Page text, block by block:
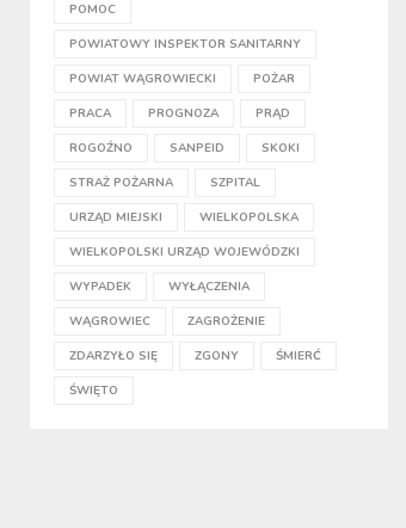
POMOC
POWIATOWY INSPEKTOR SANITARNY
POWIAT WĄGROWIECKI POŻAR
PRACA PROGNOZA PRĄD
ROGOŹNO SANPEID SKOKI
STRAŻ POŻARNA SZPITAL
URZĄD MIEJSKI WIELKOPOLSKA
WIELKOPOLSKI URZĄD WOJEWÓDZKI
WYPADEK WYŁĄCZENIA
WĄGROWIEC ZAGROŻENIE
ZDARZYŁO SIĘ ZGONY ŚMIERĆ
ŚWIĘTO